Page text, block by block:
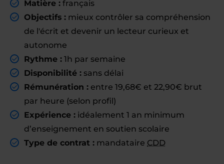
Matière : français
Objectifs : mieux contrôler sa compréhension
de l'écrit et devenir un lecteur curieux et
autonome
Rythme : 1h par semaine
Disponibilité : sans délai
Rémunération : entre 19,68€ et 22,90€ brut
par heure (selon profil)
Expérience : idéalement 1 an minimum
d’enseignement en soutien scolaire
Type de contrat : mandataire CDD